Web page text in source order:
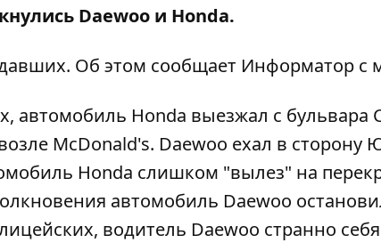
Daewoo и Honda.
Об этом сообщает Информатор с
автомобиль Honda выезжал с бульвара
McDonald's. Daewoo ехал в сторону
Honda слишком "вылез" на
автомобиль Daewoo
водитель Daewoo странно